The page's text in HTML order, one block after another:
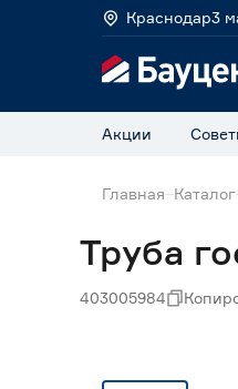
Краснодар3
Акции
Главная Каталог
Труба
403005984